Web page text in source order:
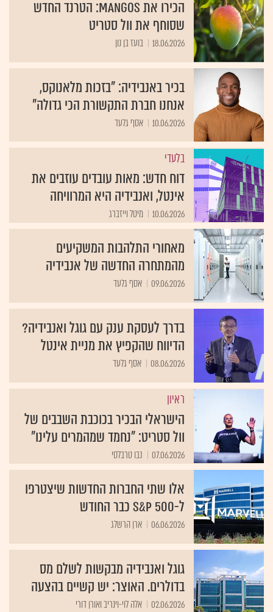
הכירו את MANGOS: הטרנד החדש
שסוחף את וול סטריט
18.06.2026 בועז בן נון
בכיר באנבידיה: "בזכות מלאנוקס,
אנחנו חברת התקשורת הכי גדולה"
10.06.2026 אסף גלעד
בלעדי
דוח חדש: מאות עובדים עוזבים את
אינטל, ואנבידיה היא המרוויחה
10.06.2026 מיטל וייזברג
מאחורי התלהבות המשקיעים
מהמתחרה החדשה של אנבידיה
09.06.2026 אסף גלעד
בדרך לעסקת ענק עם גוגל ואנבידיה?
הדיווח שהקפיץ את מניית אינטל
08.06.2026 אסף גלעד
ראיון
הישראלי הבכיר בכוכבת השבבים של
וול סטריט: "נחמד שמהמרים עלינו"
07.06.2026 נבו טרבלסי
אלו שתי החברות החדשות שיצטרפו
ל-S&P 500 כבר החודש
06.06.2026 ארן הרשלג
גוגל ואנבידיה מבקשות לשלם מס
בדולרים. האוצר: יש קשיים בהצעה
02.06.2026 אלה לוי-וינריב ואורן דורי